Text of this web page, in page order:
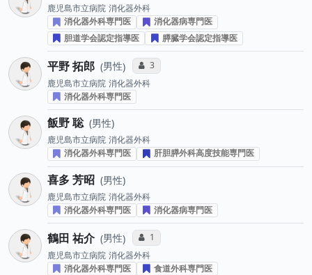
鹿児島市立病院 消化器外科
消化器外科専門医
消化器病専門医
胆道学会認定指導医
膵臓学会認定指導医
平野 拓郎 男性 コミュニケーション・タイプ投票数
3
鹿児島市立病院 消化器外科
消化器外科専門医
飯野 聡 男性
鹿児島市立病院 消化器外科
消化器外科専門医
肝胆膵外科高度技能専門医
喜多 芳昭 男性
鹿児島市立病院 消化器外科
消化器外科専門医
消化器病専門医
鶴田 祐介 男性 コミュニケーション・タイプ投票数
1
鹿児島市立病院 消化器外科
消化器外科専門医
食道外科専門医